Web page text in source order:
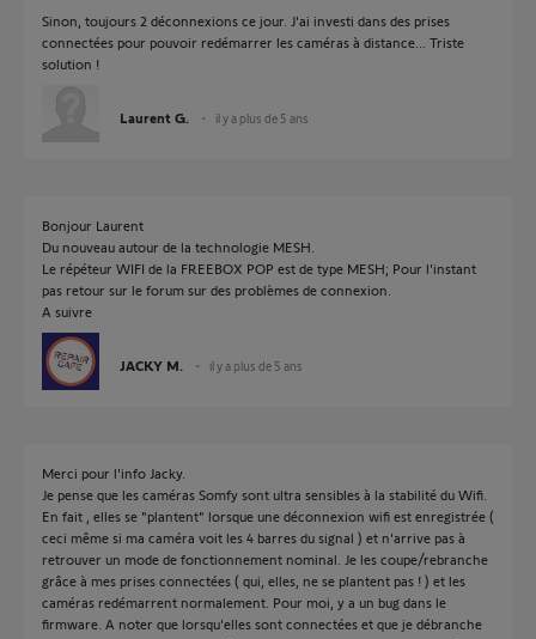
Sinon, toujours 2 déconnexions ce jour. J'ai investi dans des prises
connectées pour pouvoir redémarrer les caméras à distance... Triste
solution !
Laurent G. il y a plus de 5 ans
Bonjour Laurent
Du nouveau autour de la technologie MESH.
Le répéteur WIFI de la FREEBOX POP est de type MESH; Pour l'instant
pas retour sur le forum sur des problèmes de connexion.
A suivre
JACKY M. il y a plus de 5 ans
Merci pour l'info Jacky.
Je pense que les caméras Somfy sont ultra sensibles à la stabilité du Wifi.
En fait , elles se "plantent" lorsque une déconnexion wifi est enregistrée (
ceci même si ma caméra voit les 4 barres du signal ) et n'arrive pas à
retrouver un mode de fonctionnement nominal. Je les coupe/rebranche
grâce à mes prises connectées ( qui, elles, ne se plantent pas ! ) et les
caméras redémarrent normalement. Pour moi, y a un bug dans le
firmware. A noter que lorsqu'elles sont connectées et que je débranche